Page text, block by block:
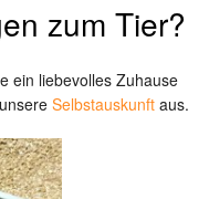
zum Tier?
ein liebevolles Zuhause
Selbstauskunft aus.